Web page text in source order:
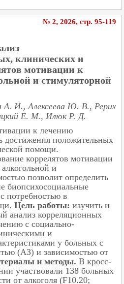
клинических и
мотивации к
и стимуляторной
А. И., Алексеева Ю. В., Рерих
Е. М., Илюк Р. Д.
к лечению
достижения положительных
помощи.
коррелятов мотивации
и
позволит определить
биопсихосоциальные
потребностью в
Цель работы: изучить и
анализ корреляционных
с социально-
и
у больных с
(АЗ) и зависимостью от
и методы. В кросс-
участвовали 138 больных
от алкоголя (F10.20;
№ 2, 2026, cтр. 95-119